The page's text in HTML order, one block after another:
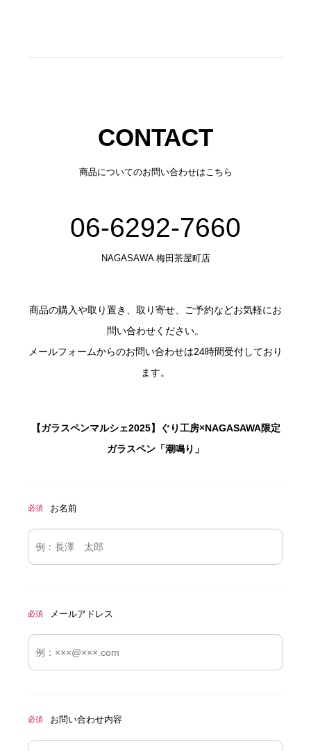
CONTACT
商品についてのお問い合わせはこちら
06-6292-7660
NAGASAWA 梅田茶屋町店
商品の購入や取り置き、取り寄せ、ご予約などお気軽にお
問い合わせください。
メールフォームからのお問い合わせは24時間受付しており
ます。
【ガラスペンマルシェ2025】ぐり工房×NAGASAWA限定
ガラスペン「潮鳴り」
必須 お名前
必須 メールアドレス
必須 お問い合わせ内容